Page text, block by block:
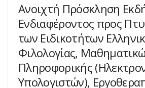
Ανοιχτή Πρόσκληση
Ενδιαφέροντος προς
των Ειδικοτήτων
Φιλολογίας,
Πληροφορικής
Υπολογιστών),